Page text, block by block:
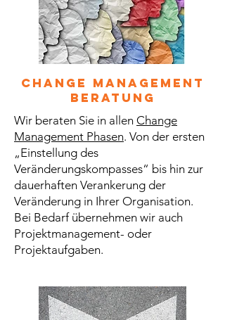
Change Management
Beratung
Wir beraten Sie in allen Change
Management Phasen. Von der ersten
„Einstellung des
Veränderungskompasses“ bis hin zur
dauerhaften Verankerung der
Veränderung in Ihrer Organisation.
Bei Bedarf übernehmen wir auch
Projektmanagement- oder
Projektaufgaben.